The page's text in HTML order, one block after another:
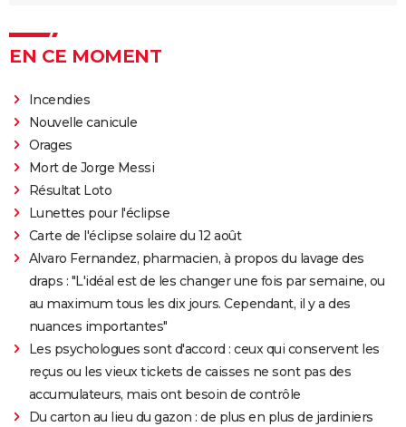
EN CE MOMENT
Incendies
Nouvelle canicule
Orages
Mort de Jorge Messi
Résultat Loto
Lunettes pour l'éclipse
Carte de l'éclipse solaire du 12 août
Alvaro Fernandez, pharmacien, à propos du lavage des
draps : "L'idéal est de les changer une fois par semaine, ou
au maximum tous les dix jours. Cependant, il y a des
nuances importantes"
Les psychologues sont d'accord : ceux qui conservent les
reçus ou les vieux tickets de caisses ne sont pas des
accumulateurs, mais ont besoin de contrôle
Du carton au lieu du gazon : de plus en plus de jardiniers